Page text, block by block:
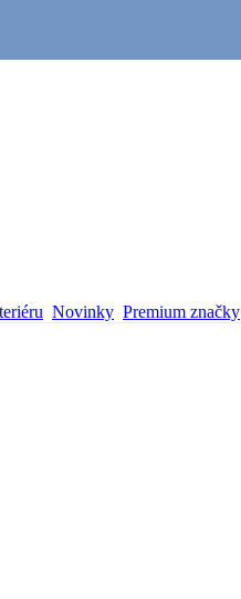
Novinky Premium značky